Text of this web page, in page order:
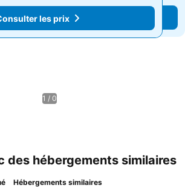
Consulter les prix
les prix
1 / 0
des hébergements similaires
Hébergements similaires